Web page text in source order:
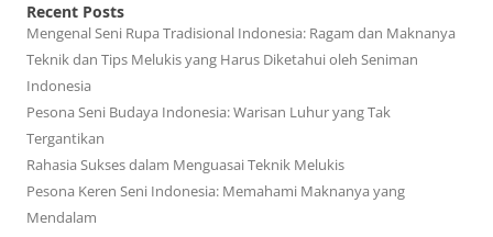
Recent Posts
Mengenal Seni Rupa Tradisional Indonesia: Ragam dan Maknanya
Teknik dan Tips Melukis yang Harus Diketahui oleh Seniman
Indonesia
Pesona Seni Budaya Indonesia: Warisan Luhur yang Tak
Tergantikan
Rahasia Sukses dalam Menguasai Teknik Melukis
Pesona Keren Seni Indonesia: Memahami Maknanya yang
Mendalam